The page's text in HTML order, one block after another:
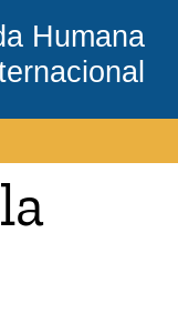
Humana